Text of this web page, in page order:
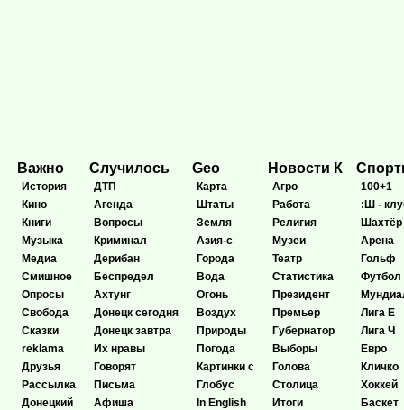
Важно
История
Кино
Книги
Музыка
Медиа
Смишное
Опросы
Свобода
Сказки
reklama
Друзья
Рассылка
Донецкий
Случилось
ДТП
Агенда
Вопросы
Криминал
Дерибан
Беспредел
Ахтунг
Донецк сегодня
Донецк завтра
Их нравы
Говорят
Письма
Афиша
Geo
Карта
Штаты
Земля
Азия-с
Города
Вода
Огонь
Воздух
Природы
Погода
Картинки с
Глобус
In English
Новости К
Агро
Работа
Религия
Музеи
Театр
Статистика
Президент
Премьер
Губернатор
Выборы
Голова
Столица
Итоги
100+1
:Ш -
Шахтёр
Арена
Гольф
Футбол
Лига Е
Лига Ч
Евро
Кличко
Хоккей
Баскет